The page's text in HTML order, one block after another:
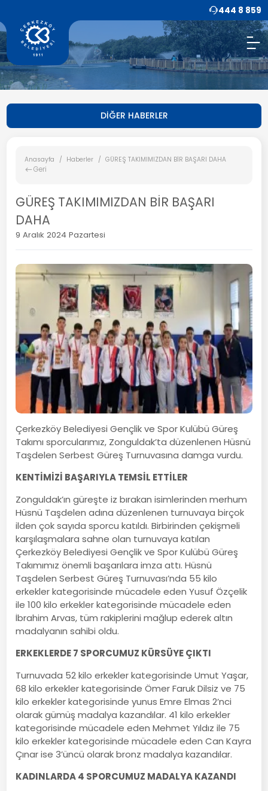
444 8 859
DİĞER HABERLER
Anasayfa Haberler GÜREŞ TAKIMIMIZDAN BİR BAŞARI DAHA
Geri
GÜREŞ TAKIMIMIZDAN BİR BAŞARI
DAHA
9 Aralık 2024 Pazartesi
Çerkezköy Belediyesi Gençlik ve Spor Kulübü Güreş
Takımı sporcularımız, Zonguldak’ta düzenlenen Hüsnü
Taşdelen Serbest Güreş Turnuvasına damga vurdu.
KENTİMİZİ BAŞARIYLA TEMSİL ETTİLER
Zonguldak’ın güreşte iz bırakan isimlerinden merhum
Hüsnü Taşdelen adına düzenlenen turnuvaya birçok
ilden çok sayıda sporcu katıldı. Birbirinden çekişmeli
karşılaşmalara sahne olan turnuvaya katılan
Çerkezköy Belediyesi Gençlik ve Spor Kulübü Güreş
Takımımız önemli başarılara imza attı. Hüsnü
Taşdelen Serbest Güreş Turnuvası’nda 55 kilo
erkekler kategorisinde mücadele eden Yusuf Özçelik
ile 100 kilo erkekler kategorisinde mücadele eden
İbrahim Arvas, tüm rakiplerini mağlup ederek altın
madalyanın sahibi oldu.
ERKEKLERDE 7 SPORCUMUZ KÜRSÜYE ÇIKTI
Turnuvada 52 kilo erkekler kategorisinde Umut Yaşar,
68 kilo erkekler kategorisinde Ömer Faruk Dilsiz ve 75
kilo erkekler kategorisinde yunus Emre Elmas 2’nci
olarak gümüş madalya kazandılar. 41 kilo erkekler
kategorisinde mücadele eden Mehmet Yıldız ile 75
kilo erkekler kategorisinde mücadele eden Can Kayra
Çınar ise 3’üncü olarak bronz madalya kazandılar.
KADINLARDA 4 SPORCUMUZ MADALYA KAZANDI